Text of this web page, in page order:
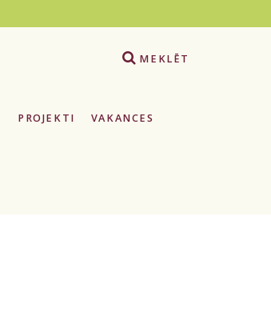
MEKLĒT
PROJEKTI VAKANCES